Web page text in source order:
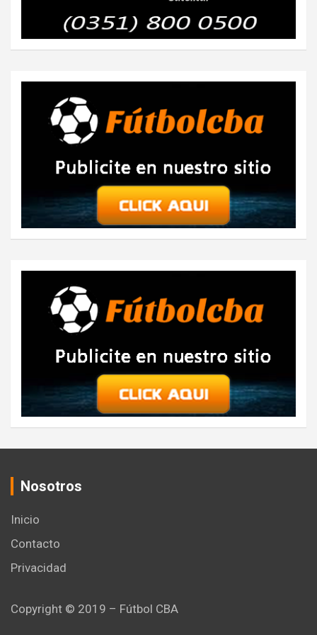
Nosotros
Inicio
Contacto
Privacidad
Copyright © 2019 – Fútbol CBA